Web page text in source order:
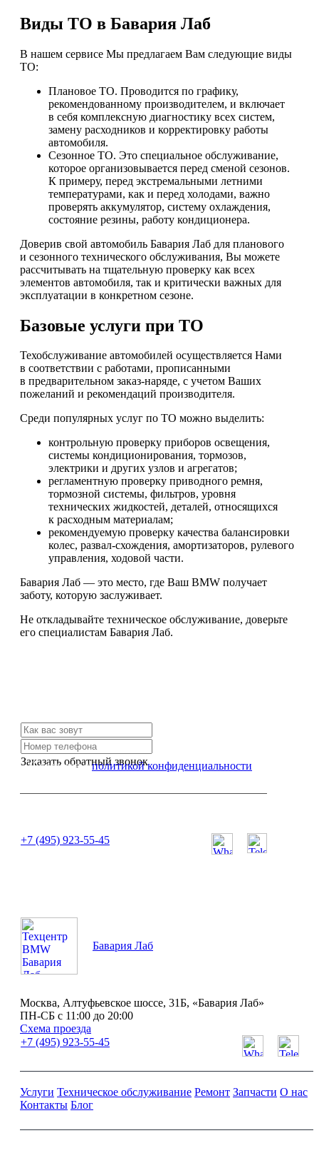
Виды ТО в Бавария Лаб
В нашем сервисе Мы предлагаем Вам следующие виды
ТО:
Плановое ТО. Проводится по графику,
рекомендованному производителем, и включает
в себя комплексную диагностику всех систем,
замену расходников и корректировку работы
автомобиля.
Сезонное ТО. Это специальное обслуживание,
которое организовывается перед сменой сезонов.
К примеру, перед экстремальными летними
температурами, как и перед холодами, важно
проверять аккумулятор, систему охлаждения,
состояние резины, работу кондиционера.
Доверив свой автомобиль Бавария Лаб для планового
и сезонного технического обслуживания, Вы можете
рассчитывать на тщательную проверку как всех
элементов автомобиля, так и критически важных для
эксплуатации в конкретном сезоне.
Базовые услуги при ТО
Техобслуживание автомобилей осуществляется Нами
в соответствии с работами, прописанными
в предварительном заказ-наряде, с учетом Ваших
пожеланий и рекомендаций производителя.
Среди популярных услуг по ТО можно выделить:
контрольную проверку приборов освещения,
системы кондиционирования, тормозов,
электрики и других узлов и агрегатов;
регламентную проверку приводного ремня,
тормозной системы, фильтров, уровня
технических жидкостей, деталей, относящихся
к расходным материалам;
рекомендуемую проверку качества балансировки
колес, развал-схождения, амортизаторов, рулевого
управления, ходовой части.
Бавария Лаб — это место, где Ваш BMW получает
заботу, которую заслуживает.
Не откладывайте техническое обслуживание, доверьте
его специалистам Бавария Лаб.
Заказать обратный звонок
Я согласен сполитикой конфиденциальности
+7 (495) 923-55-45
Бавария Лаб
Москва, Алтуфьевское шоссе, 31Б, «Бавария Лаб»
ПН-СБ с 11:00 до 20:00
Схема проезда
+7 (495) 923-55-45
Услуги Техническое обслуживание Ремонт Запчасти О нас
Контакты Блог